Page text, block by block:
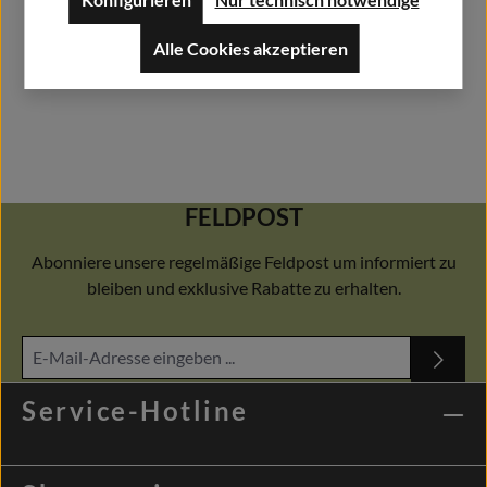
FELDPOST
Abonniere unsere regelmäßige Feldpost um informiert zu
bleiben und exklusive Rabatte zu erhalten.
Service-Hotline
Alle Cookies akzeptieren